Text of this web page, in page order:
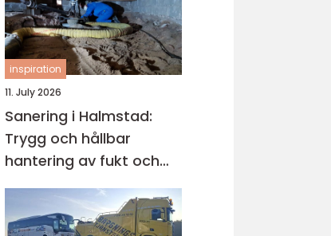
inspiration
11. July 2026
Sanering i Halmstad:
Trygg och hållbar
hantering av fukt och
skador